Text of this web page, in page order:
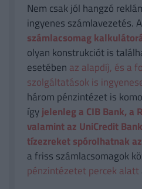
Nem csak jól hangzó
ingyenes számlavezetés. A
számlacsomag
olyan konstrukciót is
esetében az alapdíj, és a
szolgáltatások is
három pénzintézet is
ígyjelenleg a CIB Bank, a
valamint az UniCredit
tízezreket spórolhatnak
a friss számlacsomagok
pénzintézetet percek alatt